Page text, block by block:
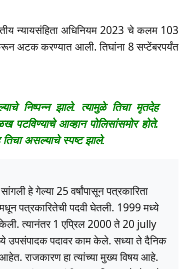
न्यायसंहिता अधिनियम 2023 चे कलम 103
अटक करण्यात आली. तिघांना 8 सप्टेंबरपर्यंत
निष्पन्न झाले. त्यामुळे तिचा मृतदेह
आव्हान पोलिसांसमोर होते.
तिचा असल्याचे स्पष्ट झाले.
हे गेल्या 25 वर्षांपासून पत्रकारिता
पत्रकारितेची पदवी घेतली. 1999 मध्ये
त्यानंतर 1 एप्रिल 2000 ते 20 jully
उपसंपादक पदावर काम केले. सध्या ते दैनिक
राजकारण हा त्यांच्या मुख्य विषय आहे.